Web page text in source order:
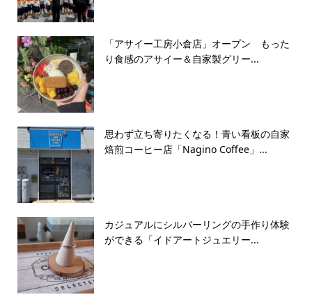
「アサイー工房小倉店」オープン もった
り食感のアサイー＆自家製グリー...
思わず立ち寄りたくなる！青い看板の自家
焙煎コーヒー店「Nagino Coffee」...
カジュアルにシルバーリングの手作り体験
ができる「イドアートジュエリー...